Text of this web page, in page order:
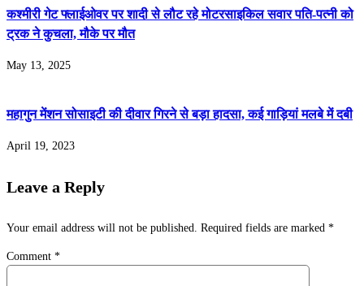
कश्मीरी गेट फ्लाईओवर पर शादी से लौट रहे मोटरसाइकिल सवार पति-पत्नी को
ट्रक ने कुचला, मौके पर मौत
May 13, 2025
महागुन मेंशन सोसाइटी की दीवार गिरने से बड़ा हादसा, कई गाड़ियां मलबे में दबी
April 19, 2023
Leave a Reply
Your email address will not be published. Required fields are marked *
Comment *